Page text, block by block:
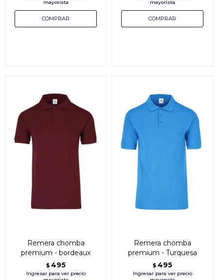
Remera chomba
premium - bordeaux
$ 495
Remera chomba
premium - Turquesa
$ 495